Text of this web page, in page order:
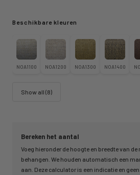
Bereken het aantal
Voeg hieronder de hoogte en breedte van
behangen. We houden automatisch een
aan. Deze calculator is een indicatie en
Beschikbare kleuren
NOA1100 NOA1200 NOA1300 NOA1400
Show all (8)